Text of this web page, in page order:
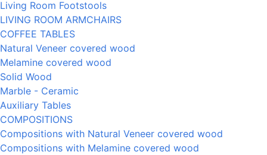
Living Room Footstools
LIVING ROOM ARMCHAIRS
COFFEE TABLES
Natural Veneer covered wood
Melamine covered wood
Solid Wood
Marble - Ceramic
Auxiliary Tables
COMPOSITIONS
Compositions with Natural Veneer covered wood
Compositions with Melamine covered wood